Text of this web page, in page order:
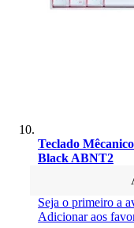
Teclado
Black ABNT2
Seja o primeiro a
Adicionar aos